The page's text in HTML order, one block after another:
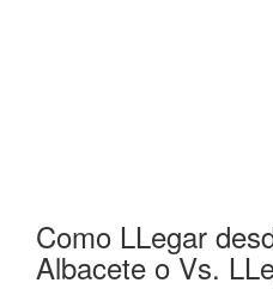
Como LLegar
Albacete o Vs.